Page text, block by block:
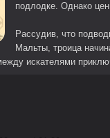
подлодке. Однако
Рассудив, что
Мальты, троица
искателями